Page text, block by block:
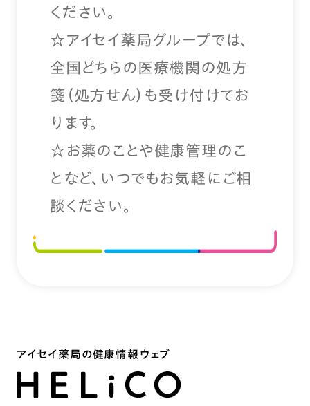
ください。
☆アイセイ薬局グループでは、
全国どちらの医療機関の処方
箋（処方せん）も受け付けてお
ります。
☆お薬のことや健康管理のこ
となど、いつでもお気軽にご相
談ください。
アイセイ薬局の健康情報ウェブ